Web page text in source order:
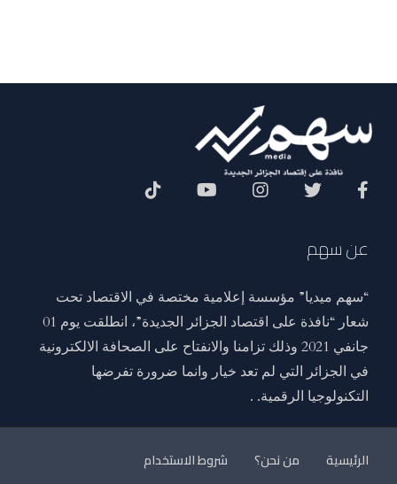
عن سهم
“سهم ميديا” مؤسسة إعلامية مختصة في الاقتصاد تحت
شعار “نافذة على اقتصاد الجزائر الجديدة”، انطلقت يوم 01
جانفي 2021 وذلك تزامنا والانفتاح على الصحافة الالكترونية
في الجزائر التي لم تعد خيار وانما ضرورة تفرضها
التكنولوجيا الرقمية. .
الرئيسية من نحن؟
شروط الاستخدام